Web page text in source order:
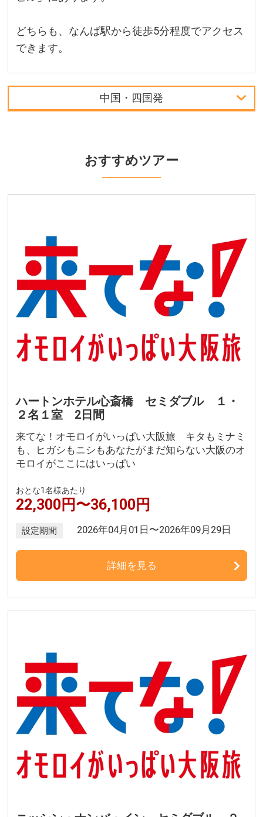
どちらも、なんば駅から徒歩5分程度でアクセス
できます。
中国・四国発
中部発
中国・四国発
おすすめツアー
ハートンホテル心斎橋 セミダブル １・
２名１室 2日間
来てな！オモロイがいっぱい大阪旅 キタもミナミ
も、ヒガシもニシもあなたがまだ知らない大阪のオ
モロイがここにはいっぱい
おとな1名様あたり
22,300円〜36,100円
設定期間 2026年04月01日〜2026年09月29日
詳細を見る